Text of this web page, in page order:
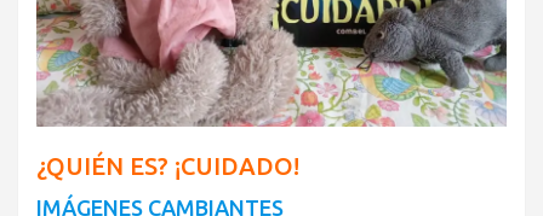
¿QUIÉN ES? ¡CUIDADO!
IMÁGENES CAMBIANTES